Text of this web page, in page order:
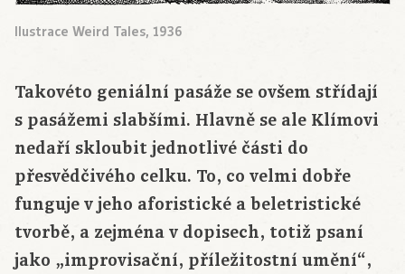
Ilustrace Weird Tales, 1936
Takovéto geniální pasáže se ovšem střídají
s pasážemi slabšími. Hlavně se ale Klímovi
nedaří skloubit jednotlivé části do
přesvědčivého celku. To, co velmi dobře
funguje v jeho aforistické a beletristické
tvorbě, a zejména v dopisech, totiž psaní
jako „improvisační, příležitostní umění“,